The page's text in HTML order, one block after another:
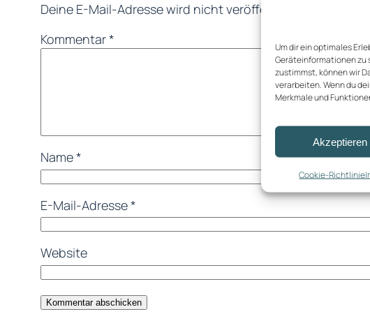
Um dir ein optimales
Geräteinformationen zu
zustimmst, können wir
verarbeiten. Wenn du
Merkmale und
Akzeptieren
Cookie-Richtlinie
Deine E-Mail-Adresse wird nicht veröffentlicht.
Kommentar*
Name*
E-Mail-Adresse*
Website